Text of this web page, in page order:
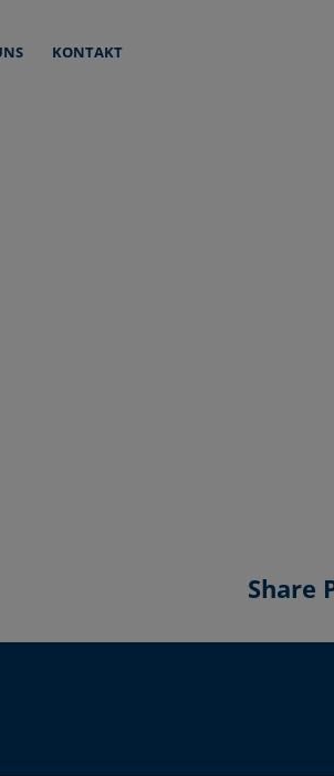
KONTAKT
Share